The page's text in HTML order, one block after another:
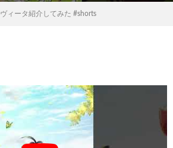
ヴィータ紹介してみた #shorts